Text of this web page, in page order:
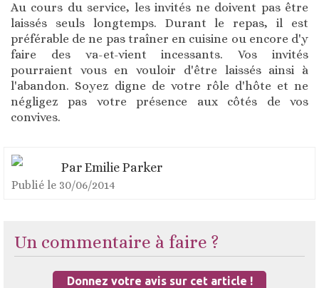
Au cours du service, les invités ne doivent pas être
laissés seuls longtemps. Durant le repas, il est
préférable de ne pas traîner en cuisine ou encore d'y
faire des va-et-vient incessants. Vos invités
pourraient vous en vouloir d'être laissés ainsi à
l'abandon. Soyez digne de votre rôle d'hôte et ne
négligez pas votre présence aux côtés de vos
convives.
Par Emilie Parker
Publié le 30/06/2014
Un commentaire à faire ?
Donnez votre avis sur cet article !